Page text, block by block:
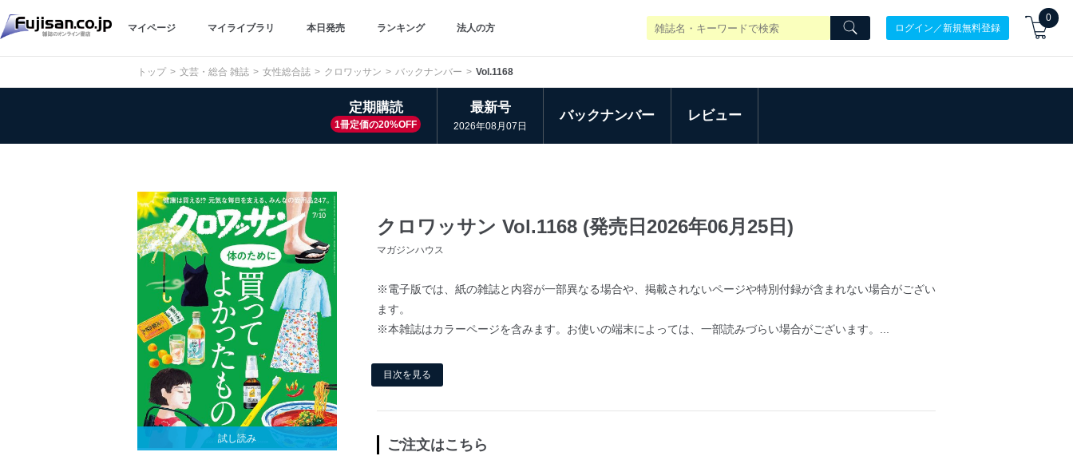
マイページ マイライブラリ 本日発売 ランキング 法人の方 ログイン／新規無料登録
0
トップ 文芸・総合 雑誌 女性総合誌 クロワッサン バックナンバー Vol.1168
定期購読
1冊定価の20%OFF
最新号
2026年08月07日
バックナンバー レビュー
試し読み
クロワッサン Vol.1168 (発売日2026年06月25日)
マガジンハウス
※電子版では、紙の雑誌と内容が一部異なる場合や、掲載されないページや特別付録が含まれない場合がござい
ます。
※本雑誌はカラーページを含みます。お使いの端末によっては、一部読みづらい場合がございます。...
目次を見る
ご注文はこちら